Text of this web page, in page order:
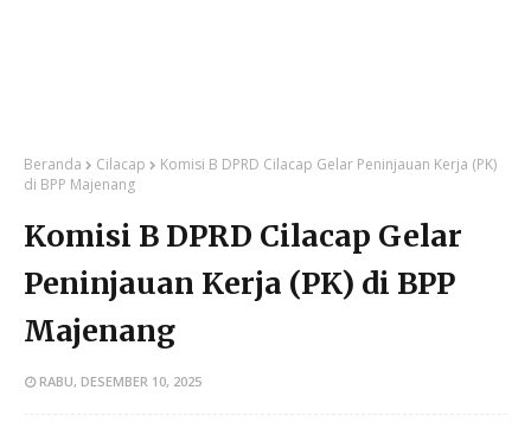
Beranda Cilacap
Komisi B DPRD Cilacap Gelar Peninjauan Kerja (PK)
di BPP Majenang
Komisi B DPRD Cilacap Gelar
Peninjauan Kerja (PK) di BPP
Majenang
RABU, DESEMBER 10, 2025